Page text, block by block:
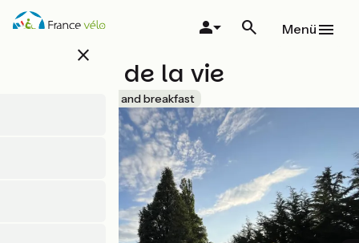
Direkt
zum
close
Menü
Couleurs de la vie
Bed and breakfast